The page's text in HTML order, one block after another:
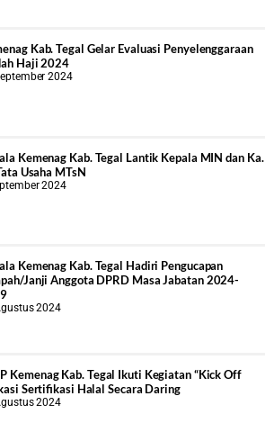
Kab. Tegal Gelar Evaluasi Penyelenggaraan
Haji 2024
2024
Kemenag Kab. Tegal Lantik Kepala MIN dan Ka.
Usaha MTsN
2024
Kemenag Kab. Tegal Hadiri Pengucapan
Janji Anggota DPRD Masa Jabatan 2024-
2024
Kemenag Kab. Tegal Ikuti Kegiatan “Kick Off
Sertifikasi Halal Secara Daring
2024